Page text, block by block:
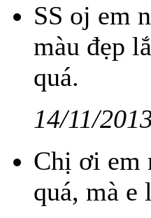
SS oj em
màu đẹp
quá.
14/11/
Chị ơi em
quá, mà e